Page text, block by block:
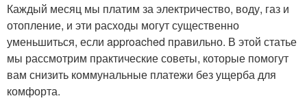
Каждый месяц мы платим за электричество, воду, газ и
отопление, и эти расходы могут существенно
уменьшиться, если approached правильно. В этой статье
мы рассмотрим практические советы, которые помогут
вам снизить коммунальные платежи без ущерба для
комфорта.